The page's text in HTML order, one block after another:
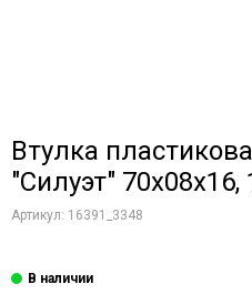
Втулка
"Силуэт"
Артикул: 16391_3348